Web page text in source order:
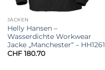
JACKEN
Helly Hansen –
Wasserdichte Workwear
Jacke „Manchester“ – HH1261
CHF180.70